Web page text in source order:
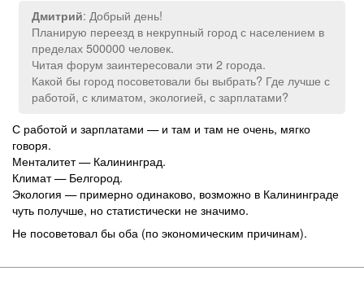
Дмитрий: Добрый день!
Планирую переезд в некрупный город с населением в
пределах 500000 человек.
Читая форум заинтересовали эти 2 города.
Какой бы город посоветовали бы выбрать? Где лучше с
работой, с климатом, экологией, с зарплатами?
С работой и зарплатами — и там и там не очень, мягко
говоря.
Менталитет — Калининград.
Климат — Белгород.
Экология — примерно одинаково, возможно в Калининграде
чуть получше, но статистически не значимо.
Не посоветовал бы оба (по экономическим причинам).